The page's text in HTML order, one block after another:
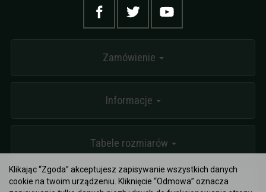
Zamówienie
Informacje
Tabele rozmiarów
Kontakt
Klikając “Zgoda” akceptujesz zapisywanie wszystkich danych
cookie na twoim urządzeniu. Kliknięcie “Odmowa” oznacza